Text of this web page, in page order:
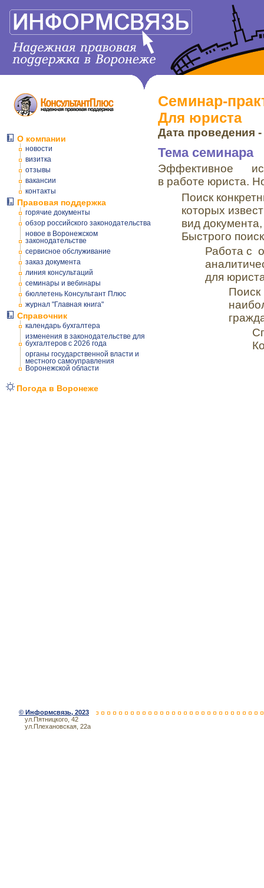
О компании
новости
визитка
отзывы
вакансии
контакты
Правовая поддержка
горячие документы
обзор российского законодательства
новое в Воронежском
законодательстве
сервисное обслуживание
заказ документа
линия консультаций
семинары и вебинары
бюллетень Консультант Плюс
журнал "Главная книга"
Справочник
календарь бухгалтера
изменения в законодательстве для
бухгалтеров с 2026 года
органы государственной власти и
местного самоуправления
Воронежской области
Погода в Воронеже
Семинар-
Для юриста
Дата проведения -
Тема семинара
Эффективное
в работе юриста.
Поиск
которых
вид
Быстрого
Работа с
для
Поиск
© Информсвязь, 2023
ул.Пятницкого, 42
ул.Плехановская, 22а